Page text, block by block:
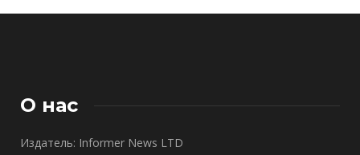
О нас
Издатель: Informer News LTD